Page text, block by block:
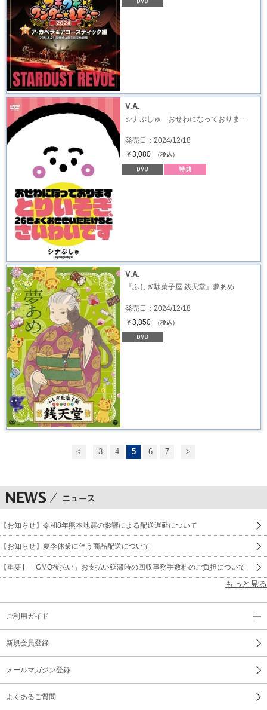
V.A.
シナぷしゅ おせわになっておりま …
発売日：2024/12/18
￥3,080
（税込）
V.A.
『ふしぎ駄菓子屋 銭天堂』夢あめ
発売日：2024/12/18
￥3,850
（税込）
< 3 4 5 6 7 >
【お知らせ】令和8年熊本地震の影響による配送遅延について
【お知らせ】夏季休業に伴う商品配送について
【重要】「GMO後払い」お支払い延滞時の回収事務手数料のご負担について
もっと見る
ご利用ガイド
新規会員登録
メールマガジン登録
よくあるご質問